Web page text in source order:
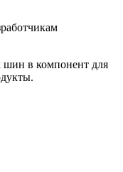
шин в компонент для